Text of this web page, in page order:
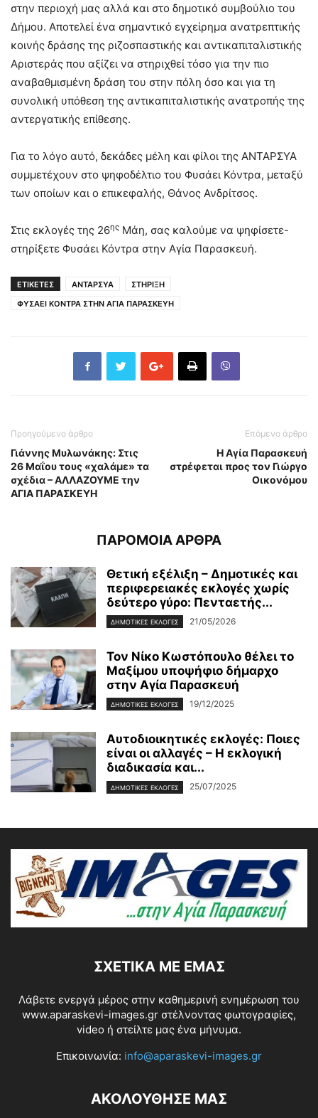
στην περιοχή μας αλλά και στο δημοτικό συμβούλιο του
Δήμου. Αποτελεί ένα σημαντικό εγχείρημα ανατρεπτικής
κοινής δράσης της ριζοσπαστικής και αντικαπιταλιστικής
Αριστεράς που αξίζει να στηριχθεί τόσο για την πιο
αναβαθμισμένη δράση του στην πόλη όσο και για τη
συνολική υπόθεση της αντικαπιταλιστικής ανατροπής της
αντεργατικής επίθεσης.
Για το λόγο αυτό, δεκάδες μέλη και φίλοι της ΑΝΤΑΡΣΥΑ
συμμετέχουν στο ψηφοδέλτιο του Φυσάει Κόντρα, μεταξύ
των οποίων και ο επικεφαλής, Θάνος Ανδρίτσος.
Στις εκλογές της 26ης Μάη, σας καλούμε να ψηφίσετε-
στηρίξετε Φυσάει Κόντρα στην Αγία Παρασκευή.
ΕΤΙΚΕΤΕΣ ΑΝΤΑΡΣΥΑ
ΣΤΗΡΙΞΗ
ΦΥΣΑΕΙ ΚΟΝΤΡΑ ΣΤΗΝ ΑΓΙΑ ΠΑΡΑΣΚΕΥΗ
Προηγούμενο άρθρο
Γιάννης Μυλωνάκης: Στις
26 Μαΐου τους «χαλάμε» τα
σχέδια – ΑΛΛΑΖΟΥΜΕ την
ΑΓΙΑ ΠΑΡΑΣΚΕΥΗ
Επόμενο άρθρο
Η Αγία Παρασκευή
στρέφεται προς τον Γιώργο
Οικονόμου
ΠΑΡΟΜΟΙΑ ΑΡΘΡΑ
Θετική εξέλιξη – Δημοτικές και
περιφερειακές εκλογές χωρίς
δεύτερο γύρο: Πενταετής...
ΔΗΜΟΤΙΚΕΣ ΕΚΛΟΓΕΣ 21/05/2026
Τον Νίκο Κωστόπουλο θέλει το
Μαξίμου υποψήφιο δήμαρχο
στην Αγία Παρασκευή
ΔΗΜΟΤΙΚΕΣ ΕΚΛΟΓΕΣ 19/12/2025
Αυτοδιοικητικές εκλογές: Ποιες
είναι οι αλλαγές – Η εκλογική
διαδικασία και...
ΔΗΜΟΤΙΚΕΣ ΕΚΛΟΓΕΣ 25/07/2025
ΣΧΕΤΙΚΆ ΜΕ ΕΜΆΣ
Λάβετε ενεργά μέρος στην καθημερινή ενημέρωση του
www.aparaskevi-images.gr στέλνοντας φωτογραφίες,
video ή στείλτε μας ένα μήνυμα.
Επικοινωνία: info@aparaskevi-images.gr
ΑΚΟΛΟΥΘΗΣΕ ΜΑΣ